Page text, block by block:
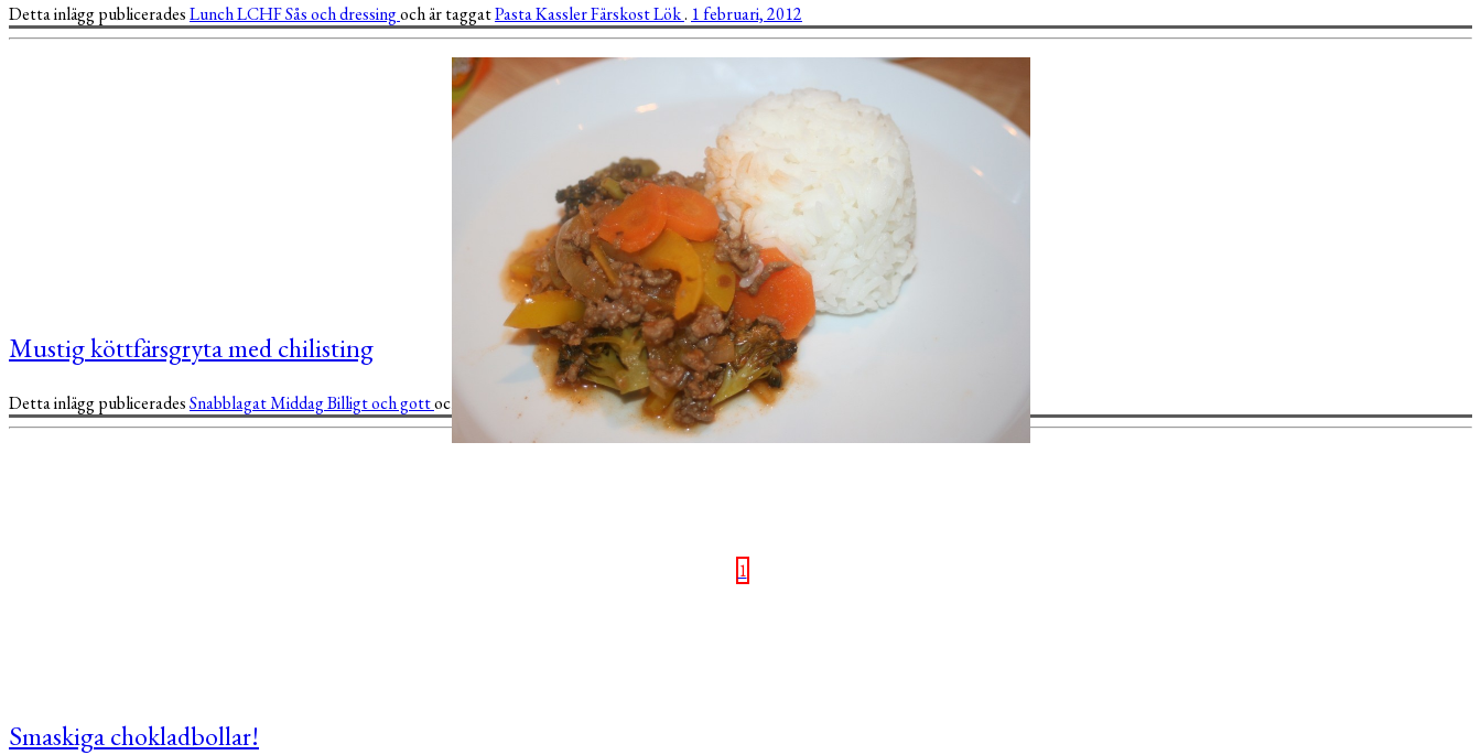
Detta inlägg publiceradesLunchLCHFSås och dressingoch är taggatPastaKasslerFärskostLök. 1 februari, 2012
Mustig köttfärsgryta med chilisting
Detta inlägg publiceradesSnabblagatMiddagBilligt och gottoch är taggat FärsMorotNötköttGrytorBroccoliChili
1
Smaskiga chokladbollar!